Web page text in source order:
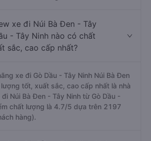
xe đi Núi Bà Đen - Tây
- Tây Ninh nào có chất
sắc, cao cấp nhất?
xe đi Gò Dầu - Tây Ninh Núi Bà Đen
tốt, xuất sắc, cao cấp nhất là nhà
Núi Bà Đen - Tây Ninh từ Gò Dầu -
chất lượng là 4.7/5 dựa trên 2197
hàng).